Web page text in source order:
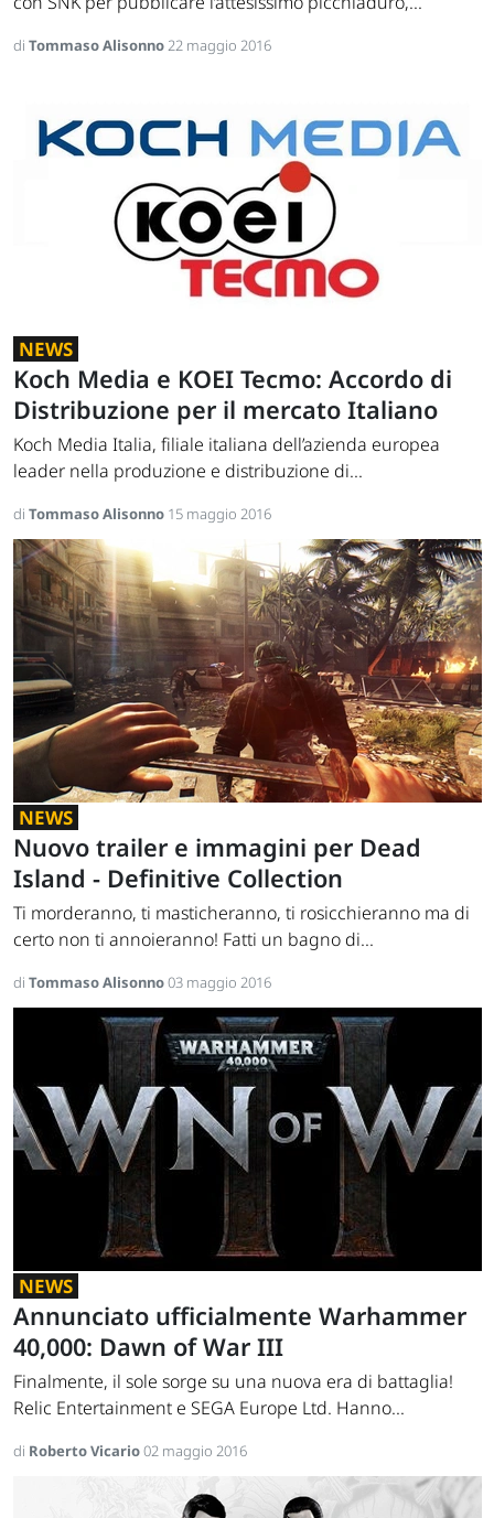
di Tommaso Alisonno22 maggio 2016
NEWS
Koch Media e KOEI Tecmo: Accordo di
Distribuzione per il mercato Italiano
Koch Media Italia, filiale italiana dell’azienda europea
leader nella produzione e distribuzione di...
di Tommaso Alisonno 15 maggio 2016
NEWS
Nuovo trailer e immagini per Dead
Island - Definitive Collection
Ti morderanno, ti masticheranno, ti rosicchieranno ma di
certo non ti annoieranno! Fatti un bagno di...
di Tommaso Alisonno03 maggio 2016
NEWS
Annunciato ufficialmente Warhammer
40,000: Dawn of War III
Finalmente, il sole sorge su una nuova era di battaglia!
Relic Entertainment e SEGA Europe Ltd. Hanno...
di Roberto Vicario02 maggio 2016